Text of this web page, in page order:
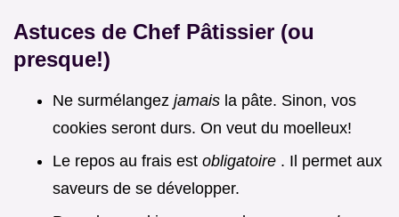
Astuces de Chef Pâtissier (ou
presque!)
Ne surmélangez jamais la pâte. Sinon, vos
cookies seront durs. On veut du moelleux!
Le repos au frais est obligatoire . Il permet aux
saveurs de se développer.